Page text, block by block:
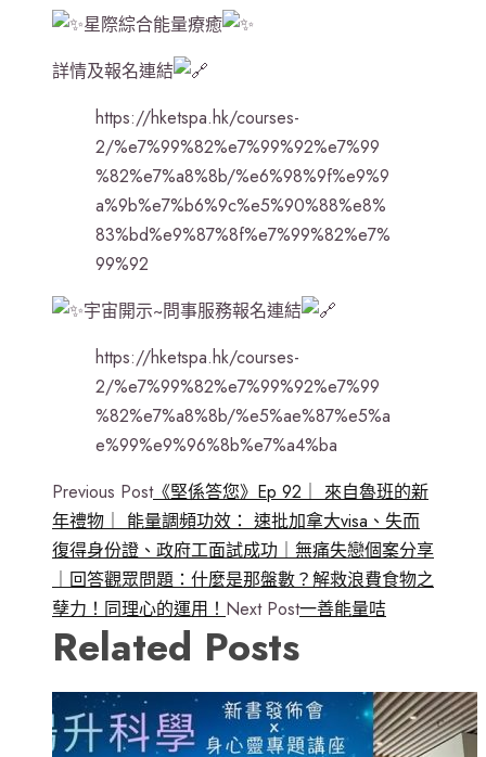
星際綜合能量療癒
詳情及報名連結
https://hketspa.hk/courses-
2/%e7%99%82%e7%99%92%e7%99
%82%e7%a8%8b/%e6%98%9f%e9%9
a%9b%e7%b6%9c%e5%90%88%e8%
83%bd%e9%87%8f%e7%99%82%e7%
99%92
宇宙開示~問事服務報名連結
https://hketspa.hk/courses-
2/%e7%99%82%e7%99%92%e7%99
%82%e7%a8%8b/%e5%ae%87%e5%a
e%99%e9%96%8b%e7%a4%ba
Previous Post《堅係答您》Ep 92｜ 來自魯班的新
年禮物｜ 能量調頻功效： 速批加拿大visa、失而
復得身份證、政府工面試成功｜無痛失戀個案分享
｜回答觀眾問題：什麼是那盤數？解救浪費食物之
孽力！同理心的運用！ Next Post一善能量咭
Related Posts